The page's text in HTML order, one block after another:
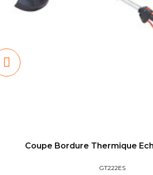
Coupe Bordure Thermique
GT222ES